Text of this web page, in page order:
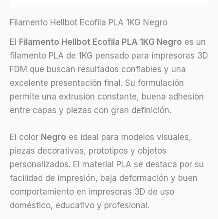
Filamento Hellbot Ecofila PLA 1KG Negro
El Filamento Hellbot Ecofila PLA 1KG Negro es un
filamento PLA de 1KG pensado para impresoras 3D
FDM que buscan resultados confiables y una
excelente presentación final. Su formulación
permite una extrusión constante, buena adhesión
entre capas y piezas con gran definición.
El color Negro es ideal para modelos visuales,
piezas decorativas, prototipos y objetos
personalizados. El material PLA se destaca por su
facilidad de impresión, baja deformación y buen
comportamiento en impresoras 3D de uso
doméstico, educativo y profesional.